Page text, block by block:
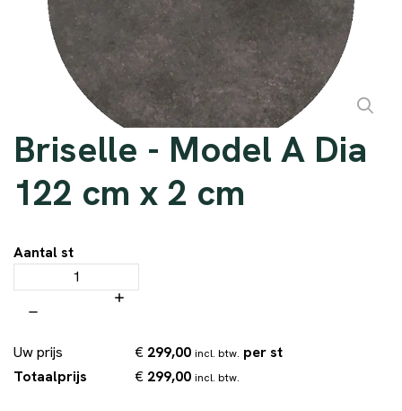
Briselle - Model A Dia
122 cm x 2 cm
Aantal st
Uw prijs € 299,00 incl. btw. per st
Totaalprijs
€ 299,00 incl. btw.